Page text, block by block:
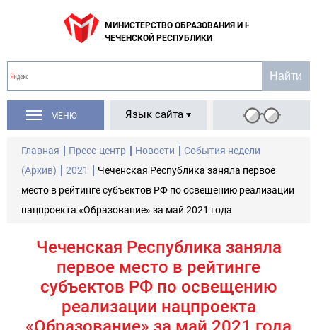
МИНИСТЕРСТВО ОБРАЗОВАНИЯ И НАУКИ
ЧЕЧЕНСКОЙ РЕСПУБЛИКИ
МЕНЮ Язык сайта
Главная Пресс-центр Новости
События недели
(Архив)
2021
Чеченская Республика заняла первое
место в рейтинге субъектов РФ по освещению реализации
нацпроекта «Образование» за май 2021 года
Чеченская Республика заняла
первое место в рейтинге
субъектов РФ по освещению
реализации нацпроекта